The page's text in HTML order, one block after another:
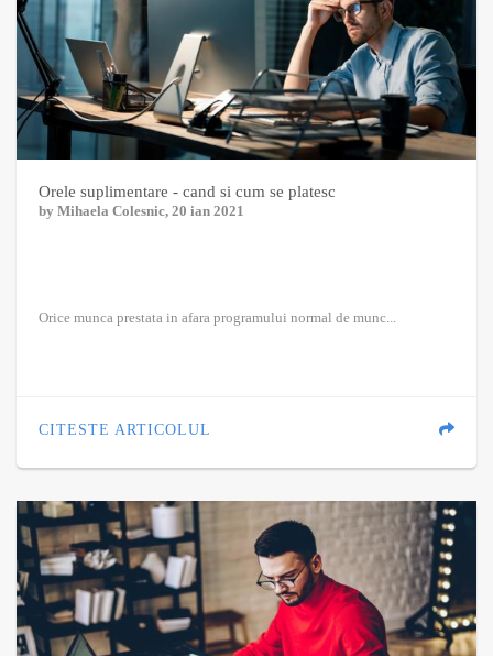
Orele suplimentare - cand si cum se platesc
by Mihaela Colesnic, 20 ian 2021
Orice munca prestata in afara programului normal de munc...
CITESTE ARTICOLUL